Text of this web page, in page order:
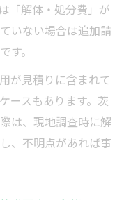
「解体・処分費」が
いない場合は追加請
す。
が見積りに含まれて
ースもあります。茨
は、現地調査時に解
、不明点があれば事